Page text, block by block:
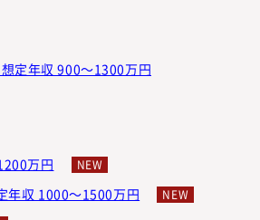
定年収 900～1300万円
万円
年収 1000～1500万円